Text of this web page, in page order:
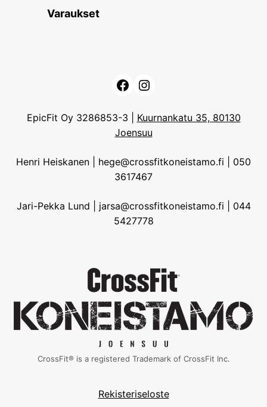
Varaukset
Facebook
Instagram
EpicFit Oy 3286853-3 | Kuurnankatu 35, 80130
Joensuu
Henri Heiskanen | hege@crossfitkoneistamo.fi | 050
3617467
Jari-Pekka Lund | jarsa@crossfitkoneistamo.fi | 044
5427778
CrossFit® is a registered Trademark of CrossFit Inc.
Rekisteriseloste